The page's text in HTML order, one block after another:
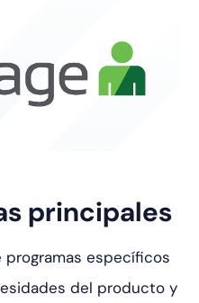
principales
programas específicos
del producto y